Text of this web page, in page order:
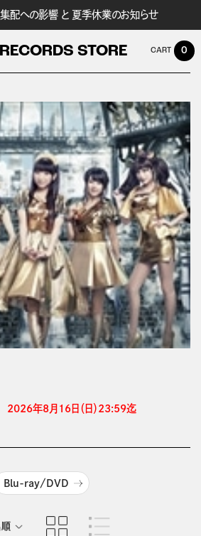
配への影響 と 夏季休業のお知らせ
STORE 0
2026年8月16日（日）23:59迄
Blu-ray/DVD